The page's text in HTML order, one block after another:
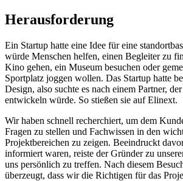
Herausforderung
Ein Startup hatte eine Idee für eine
würde Menschen helfen, einen Begleiter zu
Kino gehen, ein Museum besuchen oder
Sportplatz joggen wollen. Das Startup hatte
Design, also suchte es nach einem Partner,
entwickeln würde. So stießen sie auf Elinext.
Wir haben schnell recherchiert, um dem
Fragen zu stellen und Fachwissen in den
Projektbereichen zu zeigen. Beeindruckt
informiert waren, reiste der Gründer zu
uns persönlich zu treffen. Nach diesem
überzeugt, dass wir die Richtigen für das